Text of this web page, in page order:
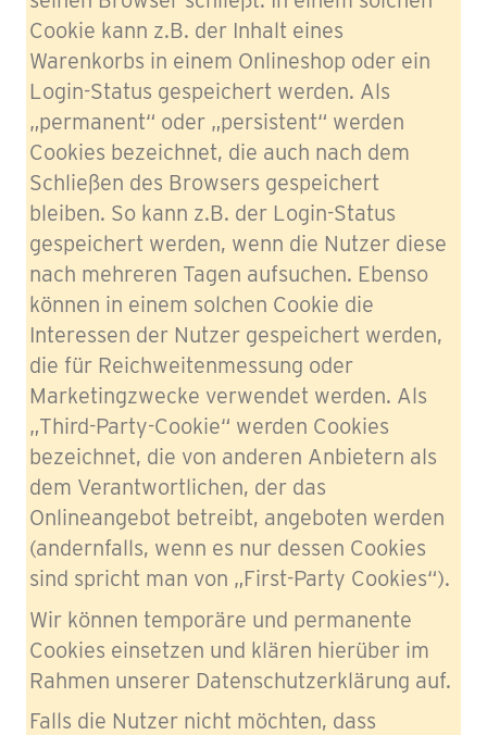
Cookie kann z.B. der Inhalt eines
Warenkorbs in einem Onlineshop oder ein
Login-Status gespeichert werden. Als
„permanent“ oder „persistent“ werden
Cookies bezeichnet, die auch nach dem
Schließen des Browsers gespeichert
bleiben. So kann z.B. der Login-Status
gespeichert werden, wenn die Nutzer diese
nach mehreren Tagen aufsuchen. Ebenso
können in einem solchen Cookie die
Interessen der Nutzer gespeichert werden,
die für Reichweitenmessung oder
Marketingzwecke verwendet werden. Als
„Third-Party-Cookie“ werden Cookies
bezeichnet, die von anderen Anbietern als
dem Verantwortlichen, der das
Onlineangebot betreibt, angeboten werden
(andernfalls, wenn es nur dessen Cookies
sind spricht man von „First-Party Cookies“).
Wir können temporäre und permanente
Cookies einsetzen und klären hierüber im
Rahmen unserer Datenschutzerklärung auf.
Falls die Nutzer nicht möchten, dass